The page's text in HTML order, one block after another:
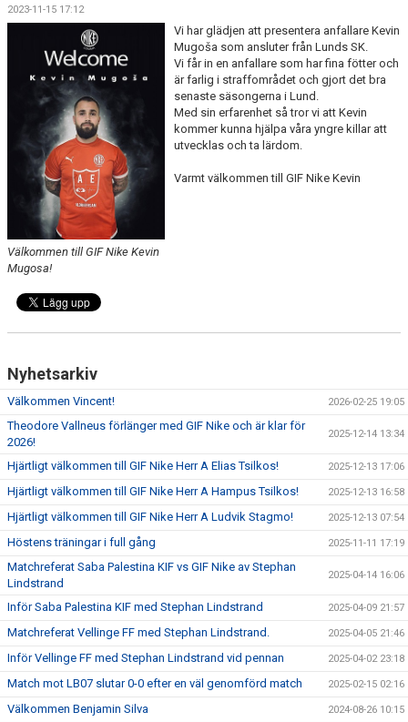
BILDGALLERI
DOKUMENT
MATCHER
TIDIGARE TRÄNARE
DIV 5 HERR SYDVÄSTRA SKÅNE 2026
DIVISION 2 HERR B SKÅNE
2023-11-15 17:12
Välkommen till GIF Nike Kevin
Mugosa!
Vi har glädjen att presentera anfallare Kevin
Mugoša som ansluter från Lunds SK.
Vi får in en anfallare som har fina fötter och
är farlig i straffområdet och gjort det bra
senaste säsongerna i Lund.
Med sin erfarenhet så tror vi att Kevin
kommer kunna hjälpa våra yngre killar att
utvecklas och ta lärdom.
Varmt välkommen till GIF Nike Kevin
Nyhetsarkiv
Välkommen Vincent! 2026-02-25 19:05
Theodore Vallneus förlänger med GIF Nike och är klar för
2026!
2025-12-14 13:34
Hjärtligt välkommen till GIF Nike Herr A Elias Tsilkos! 2025-12-13 17:06
Hjärtligt välkommen till GIF Nike Herr A Hampus Tsilkos! 2025-12-13 16:58
Hjärtligt välkommen till GIF Nike Herr A Ludvik Stagmo! 2025-12-13 07:54
Höstens träningar i full gång 2025-11-11 17:19
Matchreferat Saba Palestina KIF vs GIF Nike av Stephan
Lindstrand
2025-04-14 16:06
Inför Saba Palestina KIF med Stephan Lindstrand 2025-04-09 21:57
Matchreferat Vellinge FF med Stephan Lindstrand. 2025-04-05 21:46
Inför Vellinge FF med Stephan Lindstrand vid pennan 2025-04-02 23:18
Match mot LB07 slutar 0-0 efter en väl genomförd match 2025-02-15 02:16
Välkommen Benjamin Silva 2024-08-26 10:15